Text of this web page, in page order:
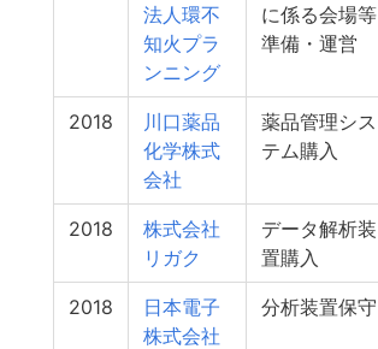
法人環不
知火プラ
ンニング
に係る会場等
準備・運営
2018
川口薬品
化学株式
会社
薬品管理シス
テム購入
2018
株式会社
リガク
データ解析装
置購入
2018
日本電子
株式会社
分析装置保守